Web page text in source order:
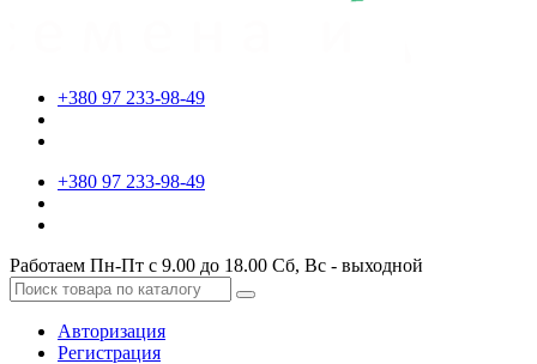
+380 97 233-98-49
+380 97 233-98-49
Работаем Пн-Пт с 9.00 до 18.00 Сб, Вс - выходной
Авторизация
Регистрация